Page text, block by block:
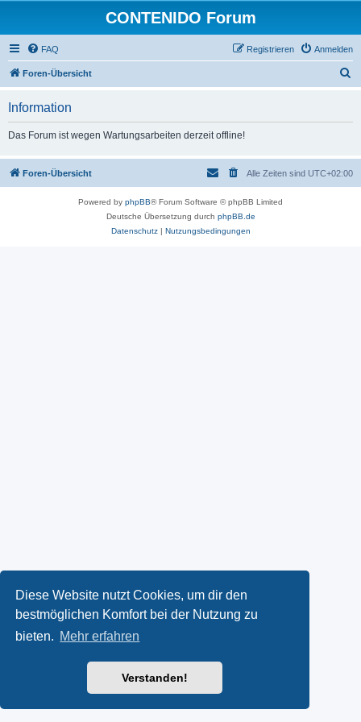
Diese Website nutzt Cookies, um dir den
bestmöglichen Komfort bei der Nutzung zu
bieten. Mehr erfahren
Verstanden!
CONTENIDO Forum
FAQ Anmelden
Registrieren
Foren-Übersicht
Information
Das Forum ist wegen Wartungsarbeiten derzeit offline!
Foren-Übersicht Alle Zeiten sind UTC+02:00
Powered by phpBB® Forum Software © phpBB Limited
Deutsche Übersetzung durch phpBB.de
Datenschutz| Nutzungsbedingungen